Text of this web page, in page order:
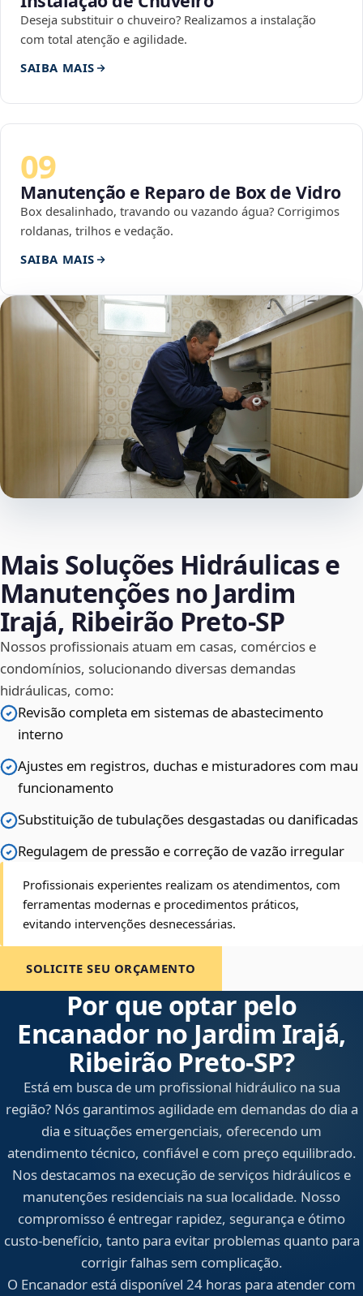
Deseja substituir o chuveiro? Realizamos a instalação
com total atenção e agilidade.
SAIBA MAIS
09
Manutenção e Reparo de Box de Vidro
Box desalinhado, travando ou vazando água? Corrigimos
roldanas, trilhos e vedação.
SAIBA MAIS
Mais Soluções Hidráulicas e
Manutenções no Jardim
Irajá, Ribeirão Preto‑SP
Nossos profissionais atuam em casas, comércios e
condomínios, solucionando diversas demandas
hidráulicas, como:
Revisão completa em sistemas de abastecimento
interno
Ajustes em registros, duchas e misturadores com mau
funcionamento
Substituição de tubulações desgastadas ou danificadas
Regulagem de pressão e correção de vazão irregular
Profissionais experientes realizam os atendimentos, com
ferramentas modernas e procedimentos práticos,
evitando intervenções desnecessárias.
SOLICITE SEU ORÇAMENTO
Por que optar pelo
Encanador no Jardim Irajá,
Ribeirão Preto‑SP?
Está em busca de um profissional hidráulico na sua
região? Nós garantimos agilidade em demandas do dia a
dia e situações emergenciais, oferecendo um
atendimento técnico, confiável e com preço equilibrado.
Nos destacamos na execução de serviços hidráulicos e
manutenções residenciais na sua localidade. Nosso
compromisso é entregar rapidez, segurança e ótimo
custo-benefício, tanto para evitar problemas quanto para
corrigir falhas sem complicação.
O Encanador está disponível 24 horas para atender com